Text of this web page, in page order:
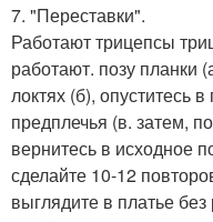
7. "Переставки".
Работают трицепсы
работают. позу планки
локтях (б), опуститесь
предплечья (в. затем,
вернитесь в исходное
сделайте 10-12
выглядите в платье